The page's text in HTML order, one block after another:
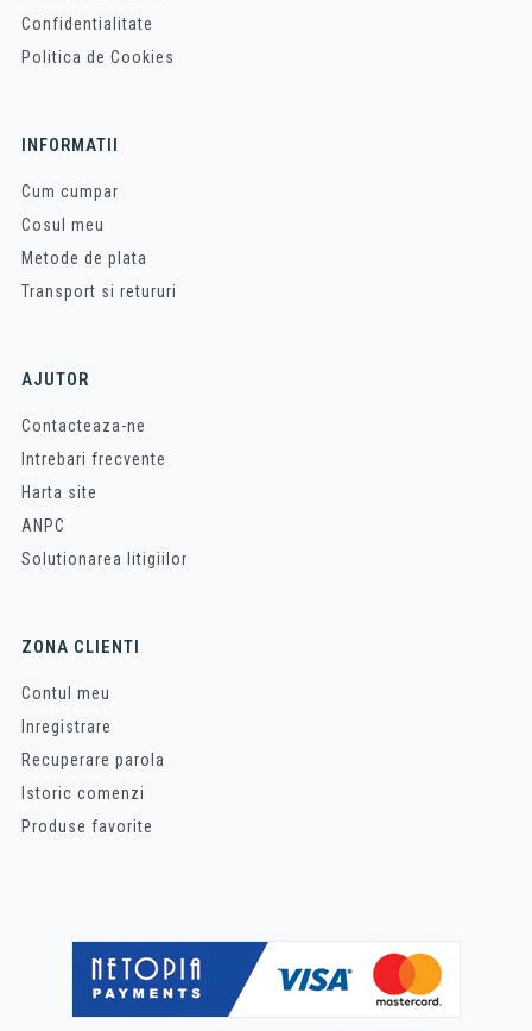
Confidentialitate
Politica de Cookies
INFORMATII
Cum cumpar
Cosul meu
Metode de plata
Transport si retururi
AJUTOR
Contacteaza-ne
Intrebari frecvente
Harta site
ANPC
Solutionarea litigiilor
ZONA CLIENTI
Contul meu
Inregistrare
Recuperare parola
Istoric comenzi
Produse favorite